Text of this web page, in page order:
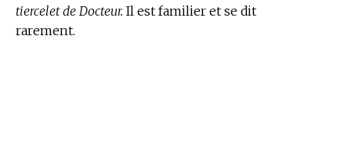
tiercelet de Docteur. Il est familier et se dit
rarement.